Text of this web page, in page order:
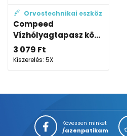
Orvostechnikai eszköz
Compeed
Vízhólyagtapasz kö...
3 079 Ft
Kiszerelés: 5X
Kövessen minket
/azenpatikam